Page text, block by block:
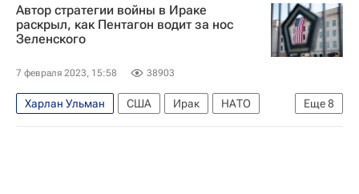
В мире
Вооруженные силы Украины
США
Украина
Автор стратегии войны в Ираке
раскрыл, как Пентагон водит за нос
Зеленского
7 февраля 2023, 15:58 38903
Еще8
Харлан Ульман США Ирак
НАТО
Пентагон
Вооруженные силы Украины